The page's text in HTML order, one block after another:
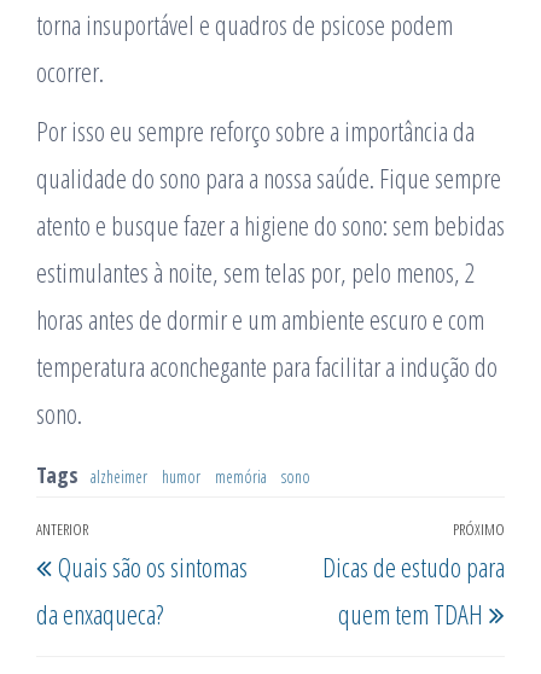
torna insuportável e quadros de psicose podem
ocorrer.
Por isso eu sempre reforço sobre a importância da
qualidade do sono para a nossa saúde. Fique sempre
atento e busque fazer a higiene do sono: sem bebidas
estimulantes à noite, sem telas por, pelo menos, 2
horas antes de dormir e um ambiente escuro e com
temperatura aconchegante para facilitar a indução do
sono.
Tags alzheimer humor memória sono
Navegação
de
Post
Post
anterior
ANTERIOR
Quais são os sintomas
da enxaqueca?
PRÓXIMO
Dicas de estudo para
quem tem TDAH